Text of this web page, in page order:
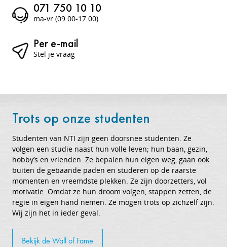
071 750 10 10
ma-vr (09:00-17:00)
Per e-mail
Stel je vraag
Trots op onze studenten
Studenten van NTI zijn geen doorsnee studenten. Ze
volgen een studie naast hun volle leven; hun baan, gezin,
hobby’s en vrienden. Ze bepalen hun eigen weg, gaan ook
buiten de gebaande paden en studeren op de raarste
momenten en vreemdste plekken. Ze zijn doorzetters, vol
motivatie. Omdat ze hun droom volgen, stappen zetten, de
regie in eigen hand nemen. Ze mogen trots op zichzelf zijn.
Wij zijn het in ieder geval.
Bekijk de Wall of Fame